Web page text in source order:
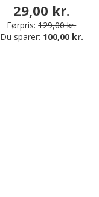
29,00 kr.
Førpris: 129,00 kr.
Du sparer: 100,00 kr.